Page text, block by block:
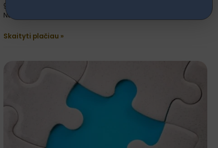
gerai jaučiasi būdami tarp daugumos?
Nuomonių daug ir įvairių,
Skaityti plačiau »
Sprendimų
priėmimas